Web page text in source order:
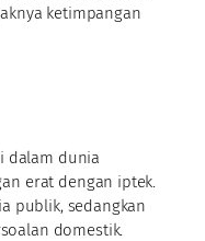
ketimpangan
dalam dunia
erat dengan iptek.
publik, sedangkan
domestik.